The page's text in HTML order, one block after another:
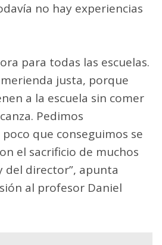
no hay experiencias
para todas las escuelas.
justa, porque
a la escuela sin comer
Pedimos
que conseguimos se
el sacrificio de muchos
del director”, apunta
al profesor Daniel